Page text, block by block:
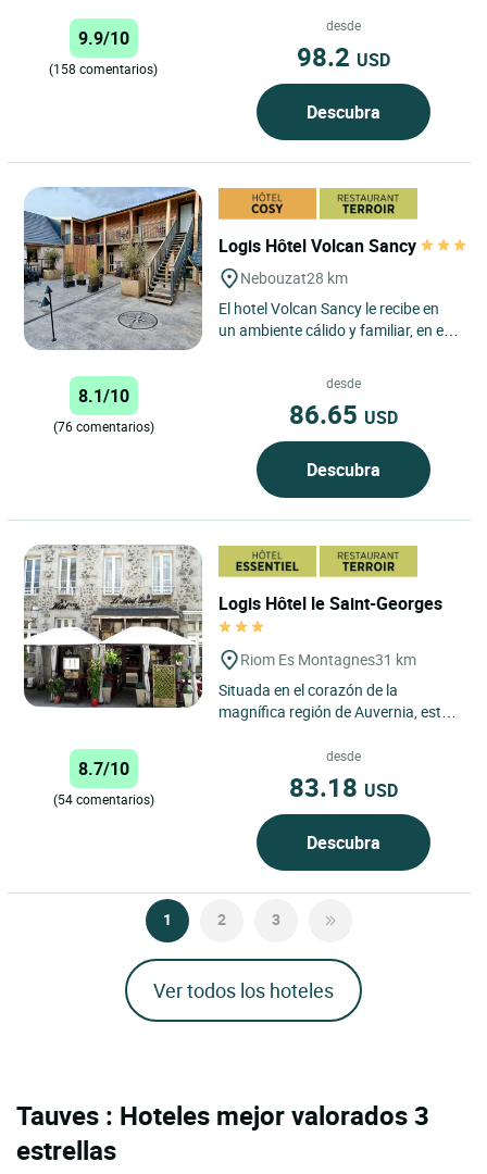
natural a 850 m de altitud. ...
9.9/10
(158 comentarios)
desde
98.2 USD
Descubra
Logis Hôtel Volcan Sancy
Nebouzat28 km
El hotel Volcan Sancy le recibe en
un ambiente cálido y familiar, en el
8.1/10
(76 comentarios)
desde
86.65 USD
Descubra
Logis Hôtel le Saint-Georges
Riom Es Montagnes31 km
Situada en el corazón de la
magnífica región de Auvernia, esta
Riom es Montagnes...
8.7/10
(54 comentarios)
desde
83.18 USD
Descubra
1 2 3
Ver todos los hoteles
Tauves : Hoteles mejor valorados 3
estrellas